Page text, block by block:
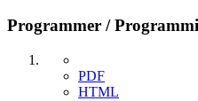
Programmer /
PDF
HTML